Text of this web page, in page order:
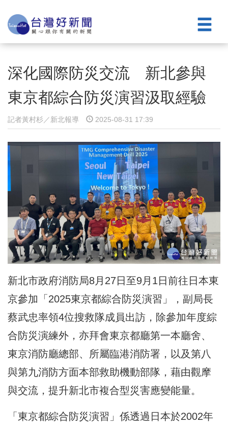
深化國際防災交流 新北參與
東京都綜合防災演習汲取經驗
記者黃村杉／新北報導 2025-08-31 17:39
新北市政府消防局8月27日至9月1日前往日本東
京參加「2025東京都綜合防災演習」，副局長
蔡武忠率領4位搜救隊成員出訪，除參加年度綜
合防災演練外，亦拜會東京都廳第一本廳舍、
東京消防廳總部、所屬臨港消防署，以及第八
與第九消防方面本部救助機動部隊，藉由觀摩
與交流，提升新北市複合型災害應變能量。
「東京都綜合防災演習」係透過日本於2002年